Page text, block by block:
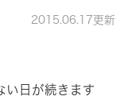
2015.06.17更新
い日が続きます